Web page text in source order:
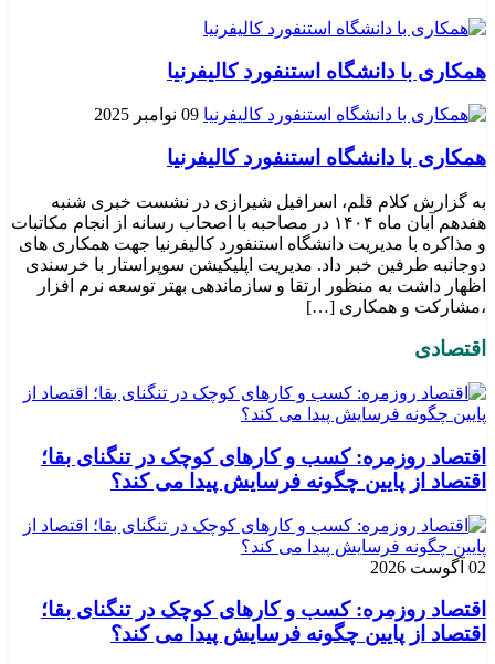
همکاری با دانشگاه استنفورد کالیفرنیا
09 نوامبر 2025
همکاری با دانشگاه استنفورد کالیفرنیا
به گزارش کلام قلم، اسرافیل شیرازی در نشست خبری شنبه
هفدهم آبان ماه ۱۴۰۴ در مصاحبه با اصحاب رسانه از انجام مکاتبات
و مذاکره با مدیریت دانشگاه استنفورد کالیفرنیا جهت همکاری های
دوجانبه طرفین خبر داد. مدیریت اپلیکیشن سوپراستار با خرسندی
اظهار داشت به منظور ارتقا و سازماندهی بهتر توسعه نرم افزار
،مشارکت و همکاری […]
اقتصادی
اقتصاد روزمره: کسب‌ و کارهای کوچک در تنگنای بقا؛
اقتصاد از پایین چگونه فرسایش پیدا می کند؟
02 آگوست 2026
اقتصاد روزمره: کسب‌ و کارهای کوچک در تنگنای بقا؛
اقتصاد از پایین چگونه فرسایش پیدا می کند؟